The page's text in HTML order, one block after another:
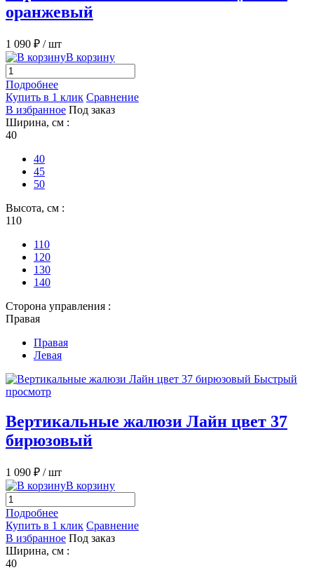
оранжевый
1 090 ₽ / шт
В корзину
Подробнее
Купить в 1 клик Сравнение
В избранное Под заказ
Ширина, см :
40
40
45
50
Высота, см :
110
110
120
130
140
Сторона управления :
Правая
Правая
Левая
Быстрый
просмотр
Вертикальные жалюзи Лайн цвет 37
бирюзовый
1 090 ₽ / шт
В корзину
Подробнее
Купить в 1 клик Сравнение
В избранное Под заказ
Ширина, см :
40